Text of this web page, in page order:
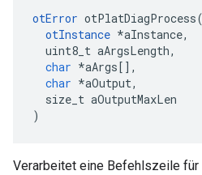
otError otPlatDiagProcess(
otInstance *aInstance,
uint8_t aArgsLength,
char *aArgs[],
char *aOutput,
size_t aOutputMaxLen
)
Verarbeitet eine Befehlszeile für